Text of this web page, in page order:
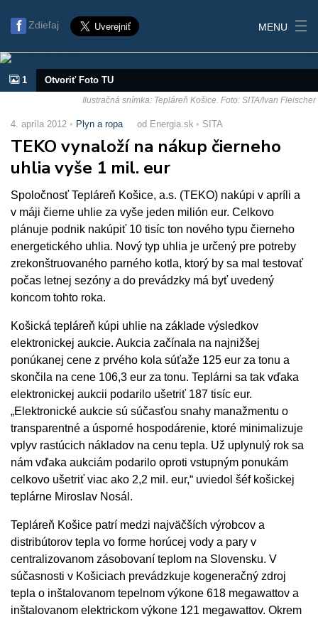
Zdieľaj MENU
1 Otvoriť Foto TU
Ilustračná snímka: Tepláreň Košice. Foto: SITA/Ivan Fleischer
4. apríla 2012 Plyn a ropa od Energia.sk SITA
TEKO vynaloží na nákup čierneho
uhlia vyše 1 mil. eur
Spoločnosť Tepláreň Košice, a.s. (TEKO) nakúpi v apríli a
v máji čierne uhlie za vyše jeden milión eur. Celkovo
plánuje podnik nakúpiť 10 tisíc ton nového typu čierneho
energetického uhlia. Nový typ uhlia je určený pre potreby
zrekonštruovaného parného kotla, ktorý by sa mal testovať
počas letnej sezóny a do prevádzky má byť uvedený
koncom tohto roka.
Košická tepláreň kúpi uhlie na základe výsledkov
elektronickej aukcie. Aukcia začínala na najnižšej
ponúkanej cene z prvého kola súťaže 125 eur za tonu a
skončila na cene 106,3 eur za tonu. Teplárni sa tak vďaka
elektronickej aukcii podarilo ušetriť 187 tisíc eur.
„Elektronické aukcie sú súčasťou snahy manažmentu o
transparentné a úsporné hospodárenie, ktoré minimalizuje
vplyv rastúcich nákladov na cenu tepla. Už uplynulý rok sa
nám vďaka aukciám podarilo oproti vstupným ponukám
celkovo ušetriť viac ako 2,2 mil. eur,“ uviedol šéf košickej
teplárne Miroslav Nosál.
Tepláreň Košice patrí medzi najväčších výrobcov a
distribútorov tepla vo forme horúcej vody a pary v
centralizovanom zásobovaní teplom na Slovensku. V
súčasnosti v Košiciach prevádzkuje kogeneračný zdroj
tepla o inštalovanom tepelnom výkone 618 megawattov a
inštalovanom elektrickom výkone 121 megawattov. Okrem